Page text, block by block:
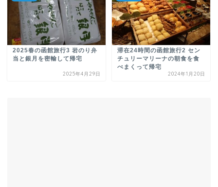
2025春の函館旅行3 岩のり弁
当と銀月を密輸して帰宅
2025年4月29日
滞在24時間の函館旅行2 セン
チュリーマリーナの朝食を食
べまくって帰宅
2024年1月20日